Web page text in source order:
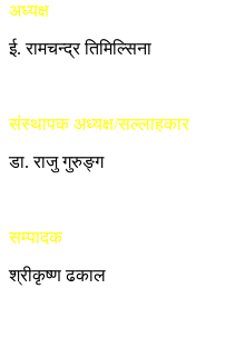
अध्यक्ष
ई. रामचन्द्र तिमिल्सिना
संस्थापक अध्यक्ष/सल्लाहकार
डा. राजु गुरुङ्ग
सम्पादक
श्रीकृष्ण ढकाल